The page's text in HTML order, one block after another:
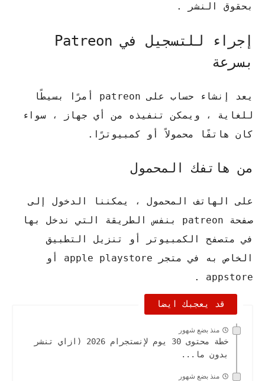
بحقوق النشر .
إجراء للتسجيل في Patreon
بسرعة
يعد إنشاء حساب على patreon أمرًا بسيطًا
للغاية ، ويمكن تنفيذه من أي جهاز ، سواء
كان هاتفًا محمولاً أو كمبيوترًا.
من هاتفك المحمول
على الهاتف المحمول ، يمكننا الدخول إلى
صفحة patreon بنفس الطريقة التي ندخل بها
في متصفح الكمبيوتر أو تنزيل التطبيق
الخاص به في متجر apple playstore أو
appstore .
قد يعجبك ايضا
منذ بضع شهور
خطة محتوى 30 يوم لإنستجرام 2026 (ازاي تنشر
بدون ما...
منذ بضع شهور